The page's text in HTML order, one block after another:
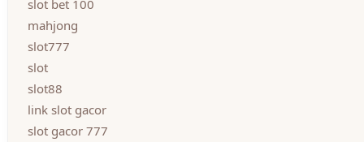
slot bet 100
mahjong
slot777
slot
slot88
link slot gacor
slot gacor 777